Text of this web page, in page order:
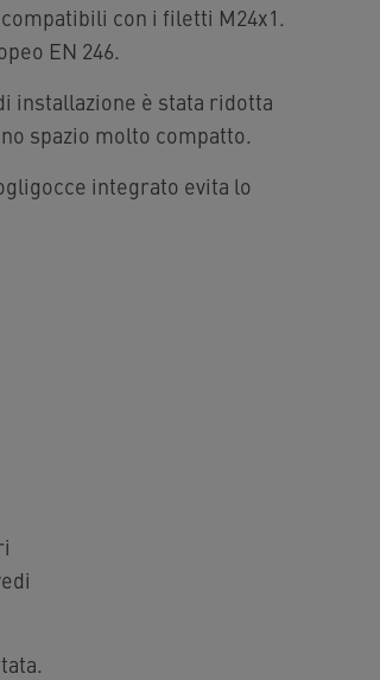
con i filetti M24x1.
EN 246.
installazione è stata ridotta
spazio molto compatto.
integrato evita lo